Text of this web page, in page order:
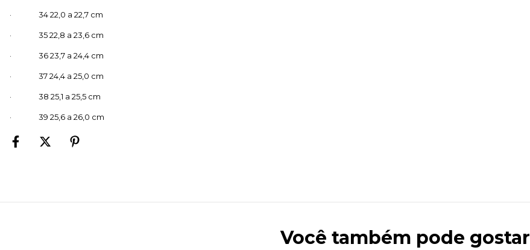
· 34 22,0 a 22,7 cm
· 35 22,8 a 23,6 cm
· 36 23,7 a 24,4 cm
· 37 24,4 a 25,0 cm
· 38 25,1 a 25,5 cm
· 39 25,6 a 26,0 cm
Você também pode gostar